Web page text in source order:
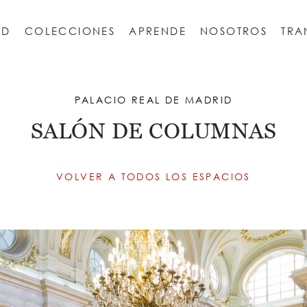
COLECCIONES APRENDE NOSOTROS
PALACIO REAL DE MADRID
SALÓN DE COLUMNAS
VOLVER A TODOS LOS ESPACIOS